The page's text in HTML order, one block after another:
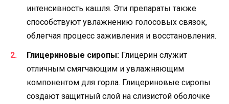
интенсивность кашля. Эти препараты также
способствуют увлажнению голосовых связок,
облегчая процесс заживления и восстановления.
Глицериновые сиропы: Глицерин служит
отличным смягчающим и увлажняющим
компонентом для горла. Глицериновые сиропы
создают защитный слой на слизистой оболочке